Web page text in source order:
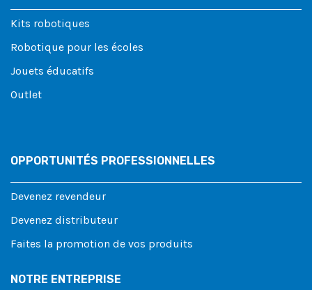
Kits robotiques
Robotique pour les écoles
Jouets éducatifs
Outlet
OPPORTUNITÉS PROFESSIONNELLES
Devenez revendeur
Devenez distributeur
Faites la promotion de vos produits
NOTRE ENTREPRISE